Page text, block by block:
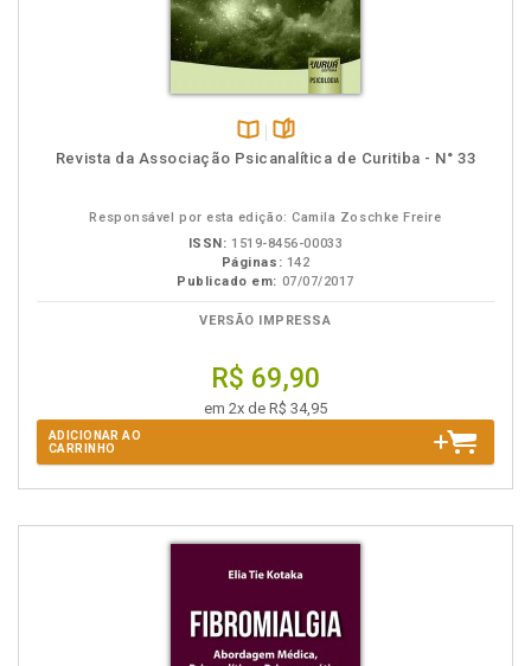
Disponível
páginas
Revista da Associação Psicanalítica de Curitiba - N° 33
Responsável por esta edição: Camila Zoschke Freire
ISSN: 1519-8456-00033
Páginas: 142
Publicado em: 07/07/2017
VERSÃO IMPRESSA
R$ 69,90
em 2x de R$ 34,95
ADICIONAR AO
CARRINHO